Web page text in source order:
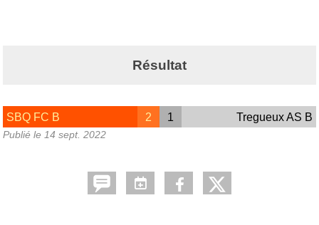
Résultat
SBQ FC B 2 1 Tregueux AS B
Publié le 14 sept. 2022